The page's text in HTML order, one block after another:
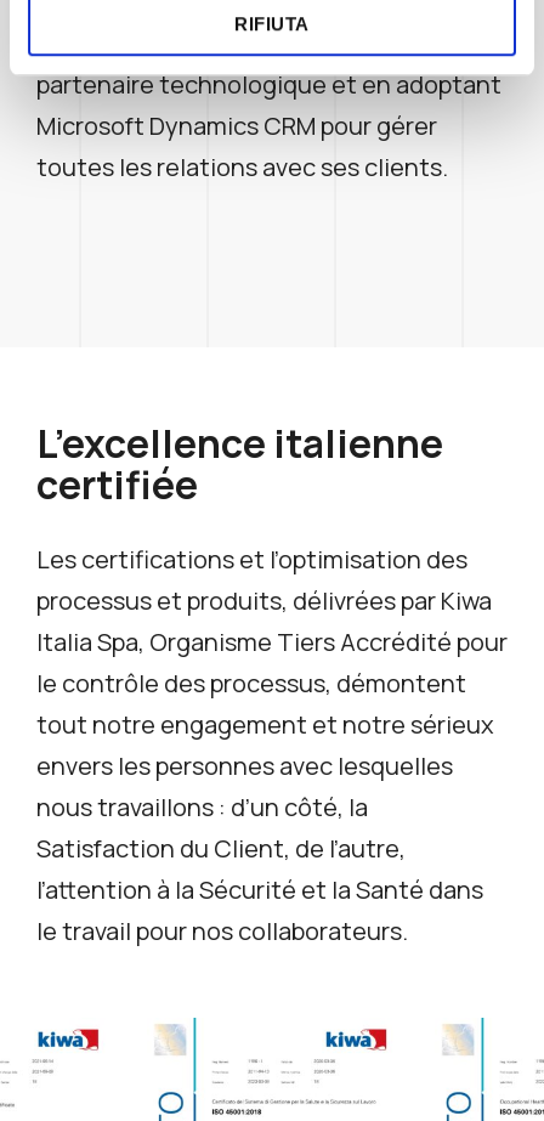
RIFIUTA
choisissant Innovatech Italia en tant que
partenaire technologique et en adoptant
Microsoft Dynamics CRM pour gérer
toutes les relations avec ses clients.
L’excellence italienne
certifiée
Les certifications et l’optimisation des
processus et produits, délivrées par Kiwa
Italia Spa, Organisme Tiers Accrédité pour
le contrôle des processus, démontent
tout notre engagement et notre sérieux
envers les personnes avec lesquelles
nous travaillons : d’un côté, la
Satisfaction du Client, de l’autre,
l’attention à la Sécurité et la Santé dans
le travail pour nos collaborateurs.